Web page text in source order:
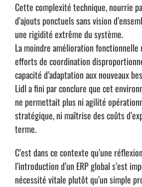
Cette complexité technique, nourrie
d’ajouts ponctuels sans vision
une rigidité extrême du système.
La moindre amélioration
efforts de coordination
capacité d’adaptation aux nouveaux
Lidl a fini par conclure que cet
ne permettait plus ni agilité
stratégique, ni maîtrise des coûts
terme.
C’est dans ce contexte qu’une
l’introduction d’un ERP global s’est
nécessité vitale plutôt qu’un simple